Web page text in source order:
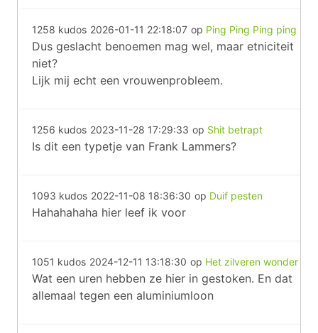
1258 kudos 2026-01-11 22:18:07 op Ping Ping Ping ping
Dus geslacht benoemen mag wel, maar etniciteit
niet?
Lijk mij echt een vrouwenprobleem.
1256 kudos 2023-11-28 17:29:33 op Shit betrapt
Is dit een typetje van Frank Lammers?
1093 kudos 2022-11-08 18:36:30 op Duif pesten
Hahahahaha hier leef ik voor
1051 kudos 2024-12-11 13:18:30 op Het zilveren wonder
Wat een uren hebben ze hier in gestoken. En dat
allemaal tegen een aluminiumloon